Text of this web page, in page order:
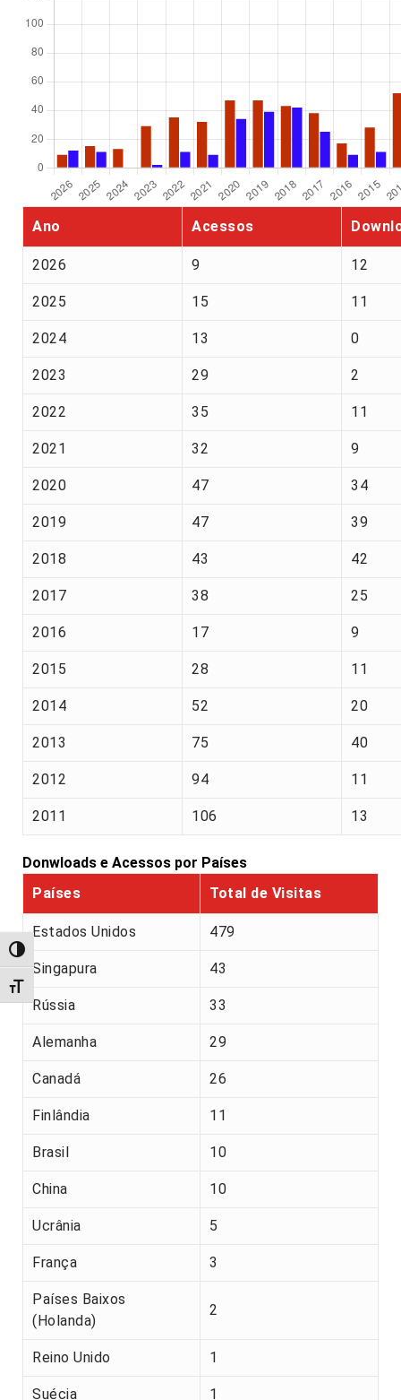
Alternar alto contraste
Alternar tamanho da fonte
Ano Acessos
2026 9 12
2025 15 11
2024 13 0
2023 29 2
2022 35 11
2021 32 9
2020 47 34
2019 47 39
2018 43 42
2017 38 25
2016 17 9
2015 28 11
2014 52 20
2013 75 40
2012 94 11
2011 106 13
Donwloads e Acessos por Países
Países
Total de Visitas
Estados Unidos 479
Singapura 43
Rússia 33
Alemanha 29
Canadá 26
Finlândia 11
Brasil 10
China 10
Ucrânia 5
França 3
Países Baixos
(Holanda)
2
Reino Unido 1
Suécia 1